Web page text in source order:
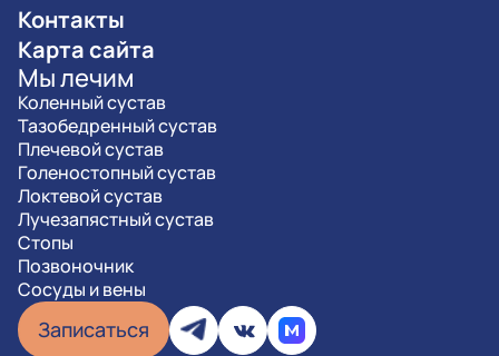
Контакты
Карта сайта
Мы лечим
Коленный сустав
Тазобедренный сустав
Плечевой сустав
Голеностопный сустав
Локтевой сустав
Лучезапястный сустав
Стопы
Позвоночник
Сосуды и вены
Записаться